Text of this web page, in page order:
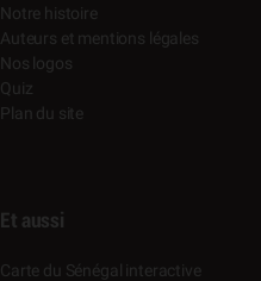
Notre histoire
Auteurs et mentions légales
Nos logos
Quiz
Plan du site
Et aussi
Carte du Sénégal interactive